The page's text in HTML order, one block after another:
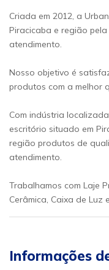
Criada em 2012, a
Piracicaba e região
atendimento.
Nosso objetivo é
produtos com a melhor
Com indústria
escritório situado em
região produtos de
atendimento.
Trabalhamos com Laje
Cerâmica, Caixa de Luz
Informações